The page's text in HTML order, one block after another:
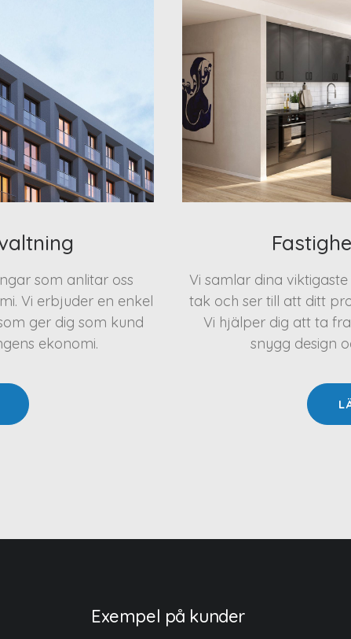
som anlitar oss
Vi erbjuder en enkel
ger dig som kund
ekonomi.
Vi samlar dina
tak och ser till att ditt
Vi hjälper dig att ta
snygg design
Exempel på kunder